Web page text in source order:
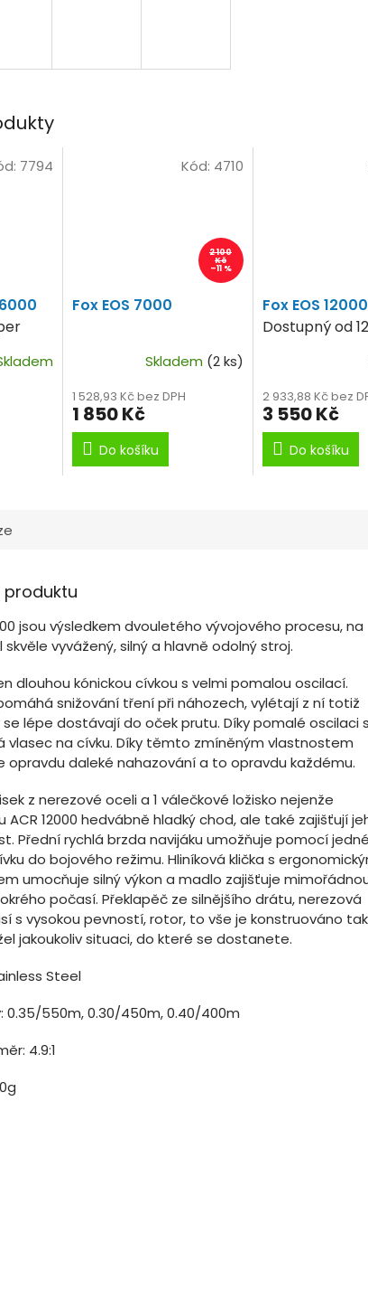
7794
2 100
Kč
–11 %
Fox EOS 7000
Skladem (2 ks)
1 528,93 Kč bez DPH
1 850 Kč
Do košíku
Kód: 4710
Fox EOS
Dostupný od
2 933,88 Kč bez
3 550 Kč
Do košíku
produktu
jsou výsledkem dvouletého vývojového procesu, na
skvěle vyvážený, silný a hlavně odolný stroj.
dlouhou kónickou cívkou s velmi pomalou oscilací.
snižování tření při náhozech, vylétají z ní totiž
lépe dostávají do oček prutu. Díky pomalé oscilaci
vlasec na cívku. Díky těmto zmíněným vlastnostem
opravdu daleké nahazování a to opravdu každému.
z nerezové oceli a 1 válečkové ložisko nejenže
ACR 12000 hedvábně hladký chod, ale také zajišťují
Přední rychlá brzda navijáku umožňuje pomocí jedné
do bojového režimu. Hliníková klička s
umocňuje silný výkon a madlo zajišťuje
počasí. Překlapěč ze silnějšího drátu, nerezová
s vysokou pevností, rotor, to vše je konstruováno
jakoukoliv situaci, do které se dostanete.
Steel
0.35/550m, 0.30/450m, 0.40/400m
4.9:1